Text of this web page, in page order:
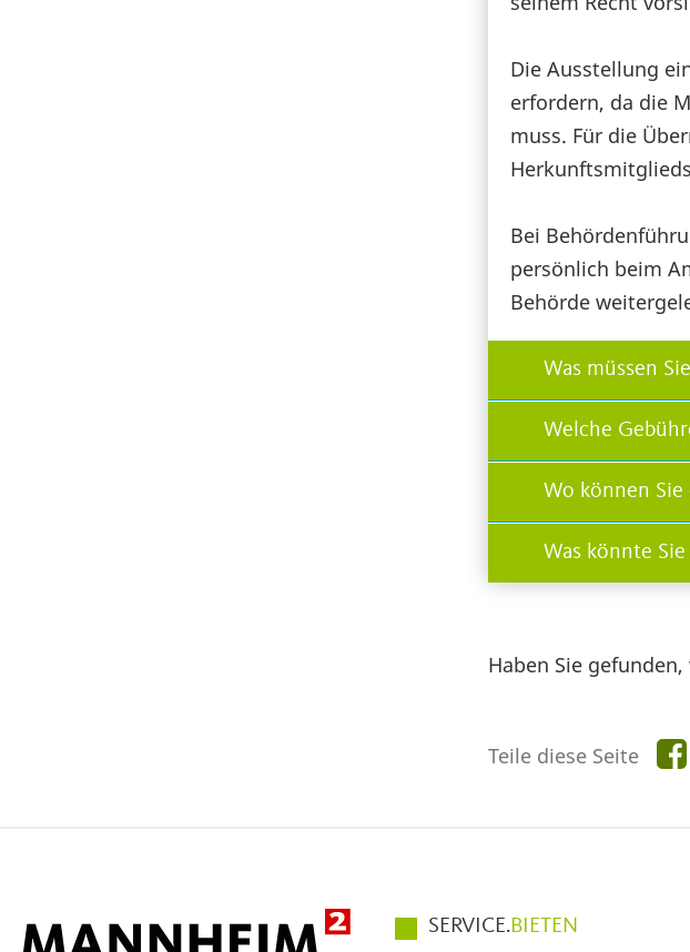
Die Ausstellung
erfordern, da die
muss. Für die
Bei
persönlich beim
Behörde
Was müssen
Welche
Wo können Sie
Was könnte
Haben Sie
Teile diese Seite
Hauptmenüpunkte
SERVICE.BIETEN